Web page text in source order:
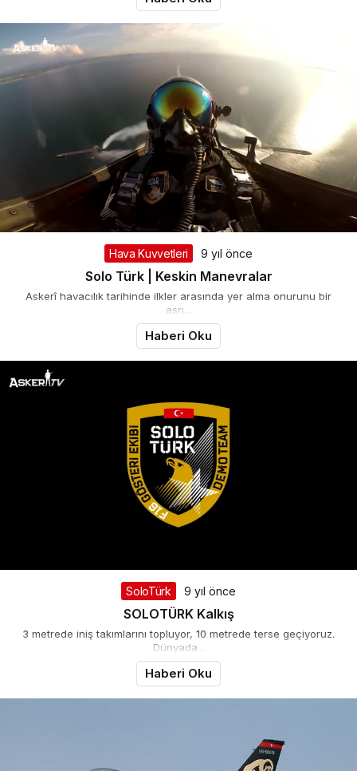
Hava Kuvvetleri 9 yıl önce
Solo Türk | Keskin Manevralar
Askerî havacılık tarihinde ilkler arasında yer alma onurunu bir
asrı...
Haberi Oku
SoloTürk 9 yıl önce
SOLOTÜRK Kalkış
3 metrede iniş takımlarını topluyor, 10 metrede terse geçiyoruz.
Dünyada...
Haberi Oku